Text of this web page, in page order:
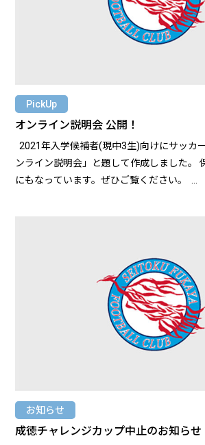
した。そのおかげで気づいたことがありま
長く続けたい。もっとサッカーと向き合っ
やっぱり守備ですかね。元々、中学時代に
チームに所属しており、ポゼッションを中
に何が足りないか考えたときに、成徳の守
を培ってくれる環境だと思いました。コン
る成徳に対して、自分のスタイルが強みに
を選択するべきかを考えて実行・発信でき
っています。また、キック精度には自信が
アーリークロスが自分の武器です。DFの選
とDFの間に入れられるボールって対応が難
ね。だからこそトレーニングで磨きました
なって思われるかもしれませんが、試合で
なかったですね。高校でたくさんミスをし
かこそ唯一無二の武器が身に付きました。 --監督の印象を教え
PickUp
オンライン説明会 公開！
2021年入学候補者(現中3生)向けにサッカー部紹介動画を「オ
ンライン説明会」と題して作成しました。 保護者様向けの動画
にもなっています。ぜひご覧ください。
お知らせ
成徳チャレンジカップ中止のお知らせ